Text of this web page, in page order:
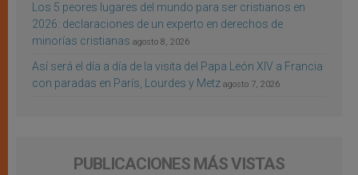
Los 5 peores lugares del mundo para ser cristianos en
2026: declaraciones de un experto en derechos de
minorías cristianas agosto 8, 2026
Así será el día a día de la visita del Papa León XIV a Francia
con paradas en París, Lourdes y Metz agosto 7, 2026
PUBLICACIONES MÁS VISTAS